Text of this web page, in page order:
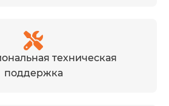
техническая
поддержка